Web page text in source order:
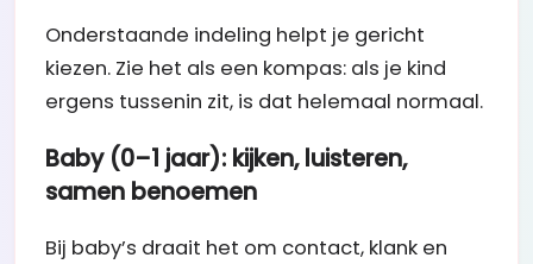
Onderstaande indeling helpt je gericht
kiezen. Zie het als een kompas: als je kind
ergens tussenin zit, is dat helemaal normaal.
Baby (0–1 jaar): kijken, luisteren,
samen benoemen
Bij baby’s draait het om contact, klank en